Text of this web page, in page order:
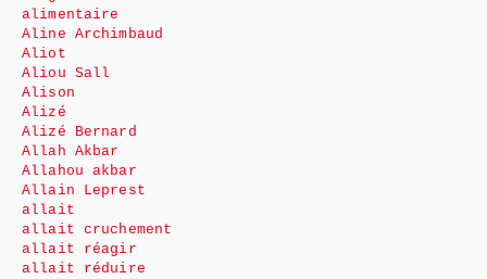
alimentaire
Aline Archimbaud
Aliot
Aliou Sall
Alison
Alizé
Alizé Bernard
Allah Akbar
Allahou akbar
Allain Leprest
allait
allait cruchement
allait réagir
allait réduire